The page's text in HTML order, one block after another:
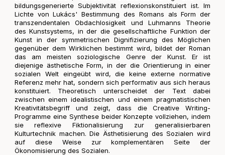
bildungsgenerierte Subjektivität reflexionskonstituiert ist. Im
Lichte von Lukács' Bestimmung des Romans als Form der
transzendentalen Obdachlosigkeit und Luhmanns Theorie
des Kunstsystems, in der die gesellschaftliche Funktion der
Kunst in der symmetrischen Dignifizierung des Möglichen
gegenüber dem Wirklichen bestimmt wird, bildet der Roman
das am meisten soziologische Genre der Kunst. Er ist
diejenige ästhetische Form, in der die Orientierung in einer
sozialen Welt eingeübt wird, die keine externe normative
Referenz mehr hat, sondern sich performativ aus sich heraus
konstituiert. Theoretisch unterscheidet der Text dabei
zwischen einem idealistischen und einem pragmatistischen
Kreativitätsbegriff und zeigt, dass die Creative Writing-
Programme eine Synthese beider Konzepte vollziehen, indem
sie reflexive Fiktionalisierung zur generalisierbaren
Kulturtechnik machen. Die Ästhetisierung des Sozialen wird
auf diese Weise zur komplementären Seite der
Ökonomisierung des Sozialen.